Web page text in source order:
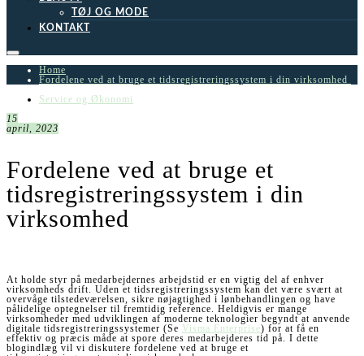
TØJ OG MODE
KONTAKT
Home
Fordelene ved at bruge et tidsregistreringssystem i din virksomhed
Service og Økonomi
15
april, 2023
Fordelene ved at bruge et
tidsregistreringssystem i din
virksomhed
At holde styr på medarbejdernes arbejdstid er en vigtig del af enhver
virksomheds drift. Uden et tidsregistreringssystem kan det være svært at
overvåge tilstedeværelsen, sikre nøjagtighed i lønbehandlingen og have
pålidelige optegnelser til fremtidig reference. Heldigvis er mange
virksomheder med udviklingen af moderne teknologier begyndt at anvende
digitale tidsregistreringssystemer (Se Visma Enterprise) for at få en
effektiv og præcis måde at spore deres medarbejderes tid på. I dette
blogindlæg vil vi diskutere fordelene ved at bruge et